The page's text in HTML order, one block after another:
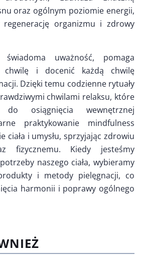
oraz ogólnym poziomie energii,
organizmu i zdrowy
świadoma uważność, pomaga
i docenić każdą chwilę
Dzięki temu codzienne rytuały
chwilami relaksu, które
osiągnięcia wewnętrznej
praktykowanie mindfulness
ciała i umysłu, sprzyjając zdrowiu
fizycznemu. Kiedy jesteśmy
naszego ciała, wybieramy
i metody pielęgnacji, co
harmonii i poprawy ogólnego